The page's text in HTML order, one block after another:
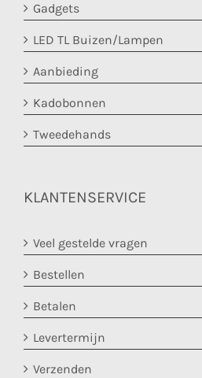
Gadgets
LED TL Buizen/Lampen
Aanbieding
Kadobonnen
Tweedehands
KLANTENSERVICE
Veel gestelde vragen
Bestellen
Betalen
Levertermijn
Verzenden